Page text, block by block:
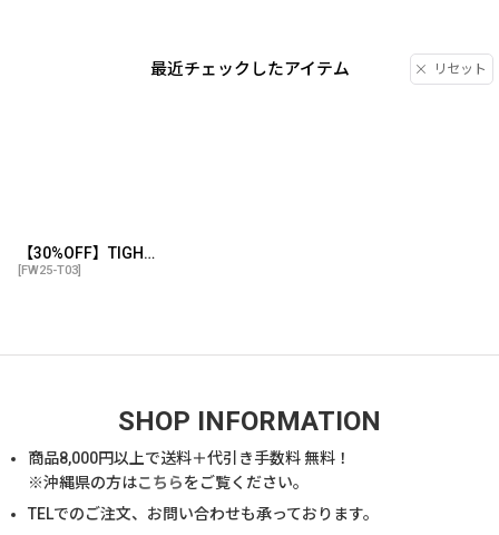
最近チェックしたアイテム リセット
【30%OFF】TIGHTBOOTH/BIG YELLOW 3/4 SLEEVE T-SHIRT（Light Blue）［ビッグイエロー7分袖T-25秋冬］
[FW25-T03]
SHOP INFORMATION
商品8,000円以上で送料＋代引き手数料 無料！
※沖縄県の方はこちらをご覧ください。
TELでのご注文、お問い合わせも承っております。